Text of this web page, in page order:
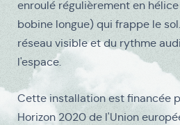
enroulé régulièrement en
bobine longue) qui frappe le
réseau visible et du rythme
l'espace.
Cette installation est financée
Horizon 2020 de l'Union